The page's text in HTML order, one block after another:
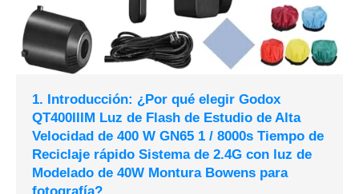
1. Introducción: ¿Por qué elegir Godox
QT400IIIM Luz de Flash de Estudio de Alta
Velocidad de 400 W GN65 1 / 8000s Tiempo de
Reciclaje rápido Sistema de 2.4G con luz de
Modelado de 40W Montura Bowens para